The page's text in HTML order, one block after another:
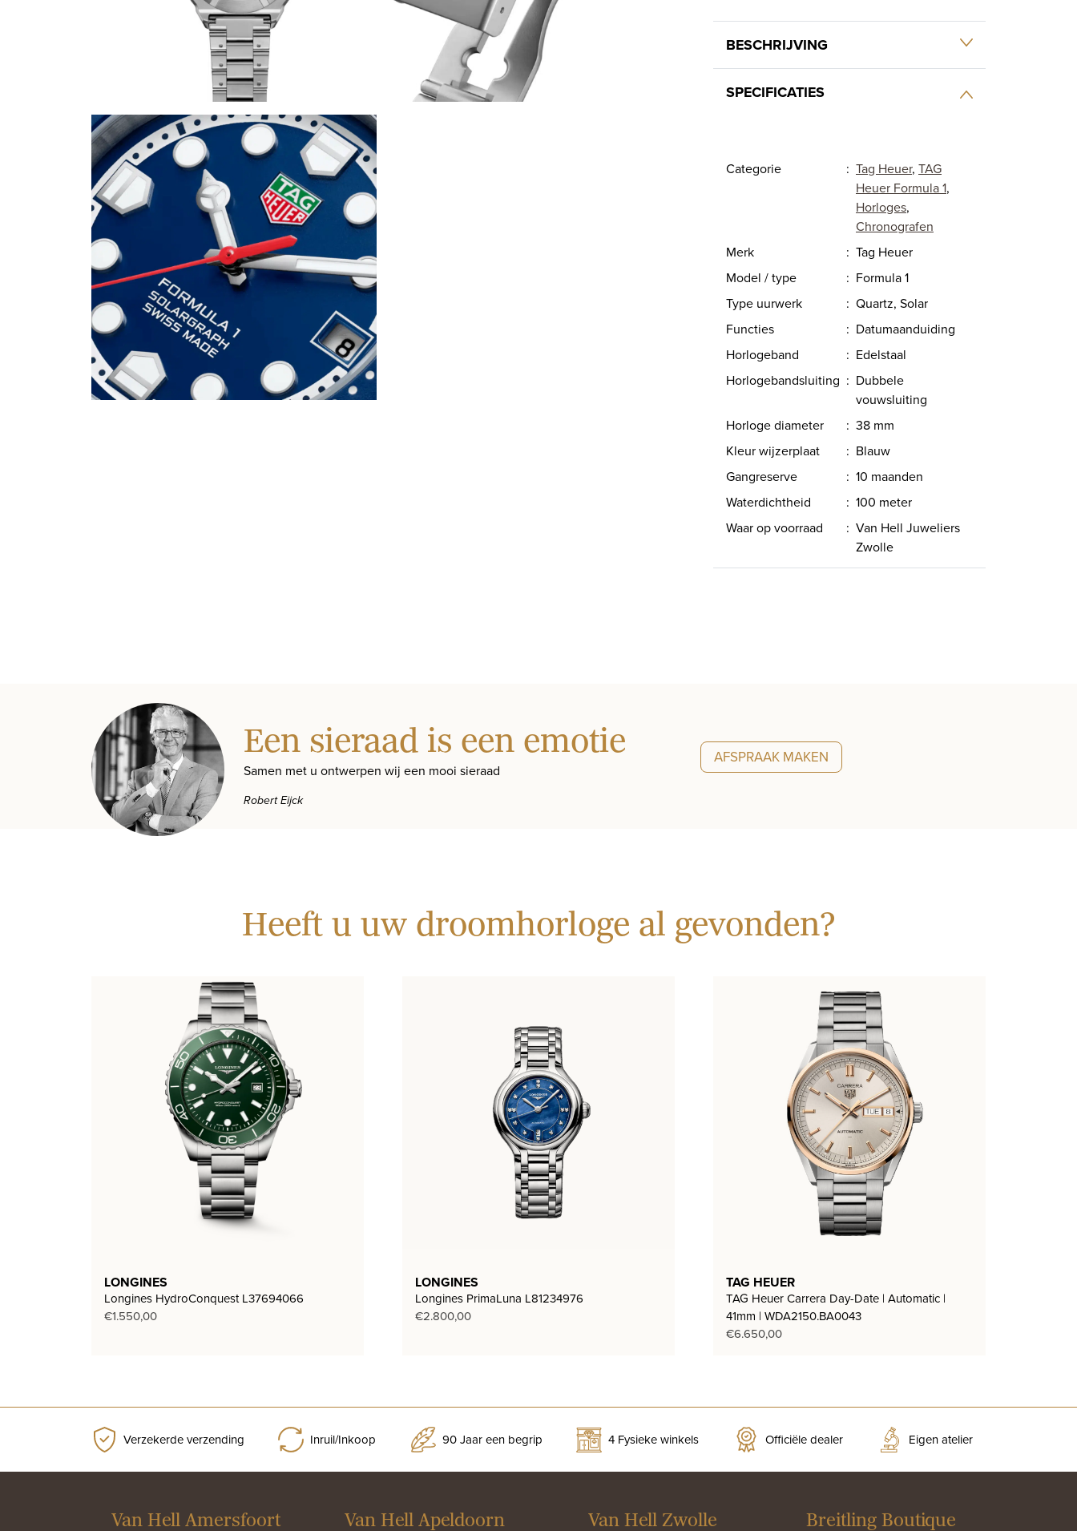
BESCHRIJVING
SPECIFICATIES
Categorie : Tag Heuer, TAG
Heuer Formula 1,
Horloges,
Chronografen
Merk
: Tag Heuer
Model / type
: Formula 1
Type uurwerk
: Quartz, Solar
Functies
: Datumaanduiding
Horlogeband
: Edelstaal
Horlogebandsluiting : Dubbele
vouwsluiting
Horloge diameter
: 38 mm
Kleur wijzerplaat
: Blauw
Gangreserve
: 10 maanden
Waterdichtheid
: 100 meter
Waar op voorraad
: Van Hell Juweliers
Zwolle
Een sieraad is een emotie
Samen met u ontwerpen wij een mooi sieraad
Robert Eijck
AFSPRAAK MAKEN
Heeft u uw droomhorloge al gevonden?
LONGINES
Longines HydroConquest L37694066
€1.550,00
LONGINES
Longines PrimaLuna L81234976
€2.800,00
TAG HEUER
TAG Heuer Carrera Day-Date | Automatic |
41mm | WDA2150.BA0043
€6.650,00
Verzekerde verzending Inruil/Inkoop 90 Jaar een begrip 4 Fysieke winkels Officiële dealer Eigen atelier
Van Hell Amersfoort Van Hell Apeldoorn Van Hell Zwolle Breitling Boutique